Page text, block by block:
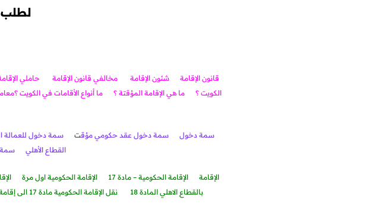
لطلب
قانون الإقامة شئون الإقامة مخالفي قانون الإقامة حاملي
الكويت ؟
ما هي الإقامة المؤقتة ؟ ما أنواع الأقامات في الكويت ؟
سمة دخول سمة دخول عقد حكومي مؤقتسمة دخول للعمالة
القطاع الأهلي
سمة
الإقامة الإقامة الحكومية – مادة 17 الإقامة الحكومية اول مرة
بالقطاع الاهلي المادة 18
نقل الإقامة الحكومية مادة 17 الى إقامة التحاق بعائل المادة 22